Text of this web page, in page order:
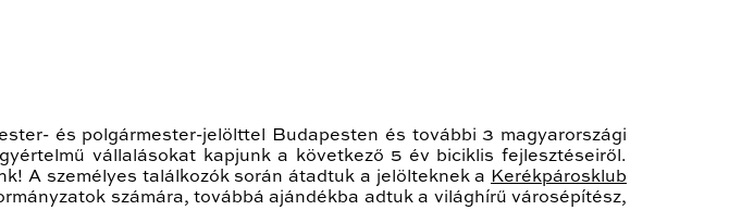
és polgármester-jelölttel Budapesten és további 3 magyarországi
vállalásokat kapjunk a következő 5 év biciklis fejlesztéseiről.
A személyes találkozók során átadtuk a jelölteknek a Kerékpárosklub
számára, továbbá ajándékba adtuk a világhírű városépítész,